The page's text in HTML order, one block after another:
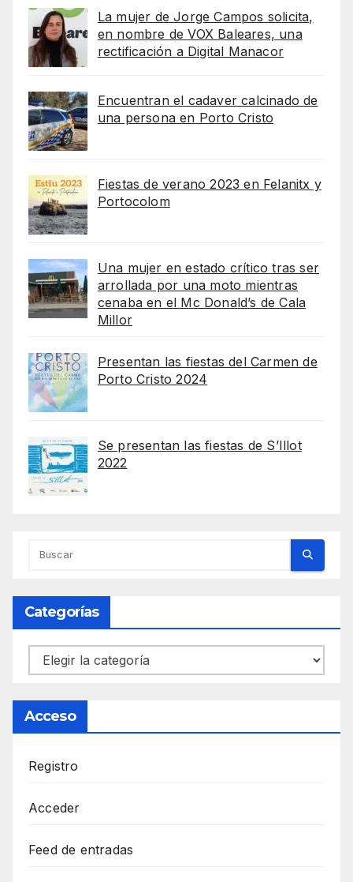
La mujer de Jorge Campos solicita,
en nombre de VOX Baleares, una
rectificación a Digital Manacor
Encuentran el cadaver calcinado de
una persona en Porto Cristo
Fiestas de verano 2023 en Felanitx y
Portocolom
Una mujer en estado crítico tras ser
arrollada por una moto mientras
cenaba en el Mc Donald’s de Cala
Millor
Presentan las fiestas del Carmen de
Porto Cristo 2024
Se presentan las fiestas de S’Illot
2022
Categorías
Categorías
Acceso
Registro
Acceder
Feed de entradas